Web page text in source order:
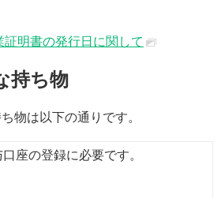
明書の発行日に関して
持ち物
物は以下の通りです。
座の登録に必要です。